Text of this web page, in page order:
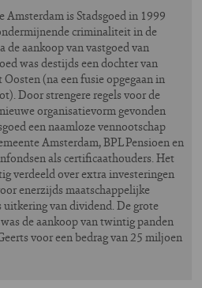
Amsterdam is Stadsgoed in 1999
criminaliteit in de
de aankoop van vastgoed van
was destijds een dochter van
(na een fusie opgegaan in
Door strengere regels voor de
organisatievorm gevonden
een naamloze vennootschap
Amsterdam, BPL Pensioen en
als certificaathouders. Het
verdeeld over extra investeringen
enerzijds maatschappelijke
van dividend. De grote
de aankoop van twintig panden
voor een bedrag van 25 miljoen